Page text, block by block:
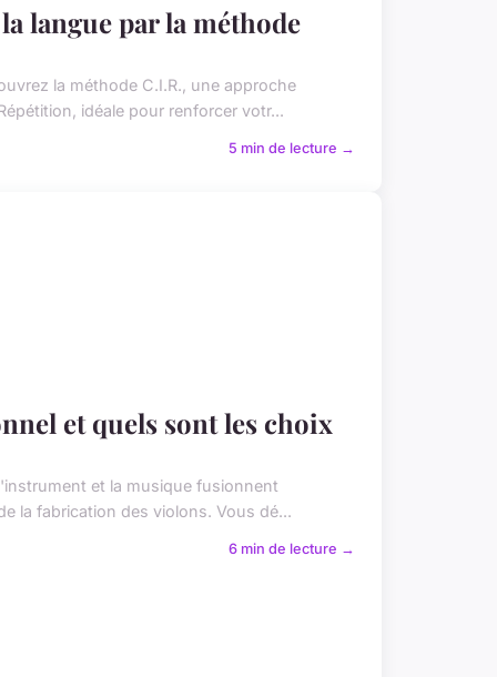
langue par la méthode
la méthode C.I.R., une approche
idéale pour renforcer votr...
5 min de lecture →
et quels sont les choix
et la musique fusionnent
la fabrication des violons. Vous dé...
6 min de lecture →